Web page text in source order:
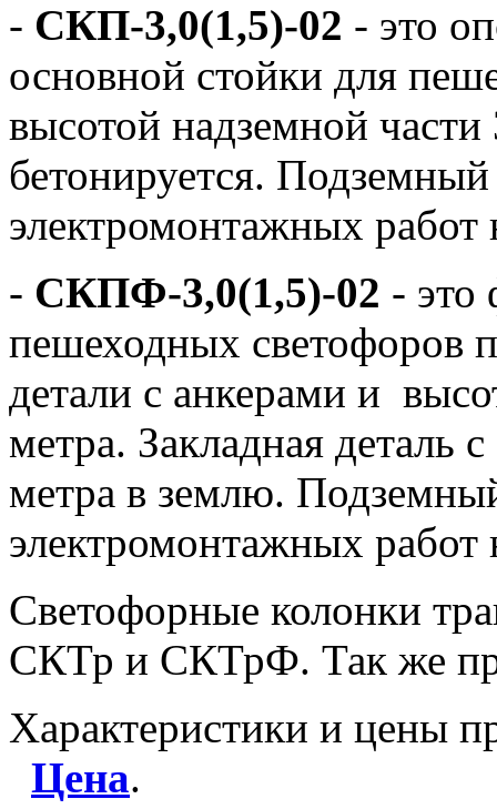
- СКП-3,0(1,5)-02 - это
основной стойки для
высотой надземной
бетонируется.
электромонтажных работ
- СКПФ-3,0(1,5)-02 - это
пешеходных светофоров
детали с анкерами и
метра. Закладная деталь
метра в землю.
электромонтажных работ
Светофорные колонки
СКТр и СКТрФ. Так же
Характеристики и цены
Цена.